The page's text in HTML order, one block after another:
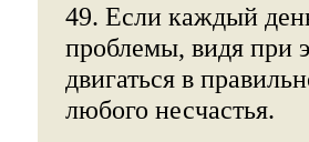
49. Если каждый
проблемы, видя при
двигаться в
любого несчастья.